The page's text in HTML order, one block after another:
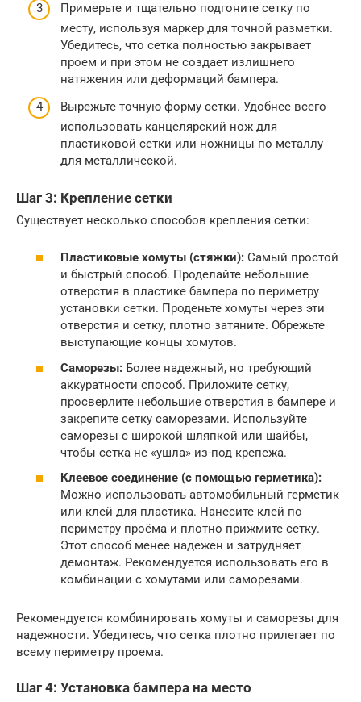
Примерьте и тщательно подгоните сетку по
месту, используя маркер для точной разметки.
Убедитесь, что сетка полностью закрывает
проем и при этом не создает излишнего
натяжения или деформаций бампера.
Вырежьте точную форму сетки. Удобнее всего
использовать канцелярский нож для
пластиковой сетки или ножницы по металлу
для металлической.
Шаг 3: Крепление сетки
Существует несколько способов крепления сетки:
Пластиковые хомуты (стяжки): Самый простой
и быстрый способ. Проделайте небольшие
отверстия в пластике бампера по периметру
установки сетки. Проденьте хомуты через эти
отверстия и сетку, плотно затяните. Обрежьте
выступающие концы хомутов.
Саморезы: Более надежный, но требующий
аккуратности способ. Приложите сетку,
просверлите небольшие отверстия в бампере и
закрепите сетку саморезами. Используйте
саморезы с широкой шляпкой или шайбы,
чтобы сетка не «ушла» из-под крепежа.
Клеевое соединение (с помощью герметика):
Можно использовать автомобильный герметик
или клей для пластика. Нанесите клей по
периметру проёма и плотно прижмите сетку.
Этот способ менее надежен и затрудняет
демонтаж. Рекомендуется использовать его в
комбинации с хомутами или саморезами.
Рекомендуется комбинировать хомуты и саморезы для
надежности. Убедитесь, что сетка плотно прилегает по
всему периметру проема.
Шаг 4: Установка бампера на место